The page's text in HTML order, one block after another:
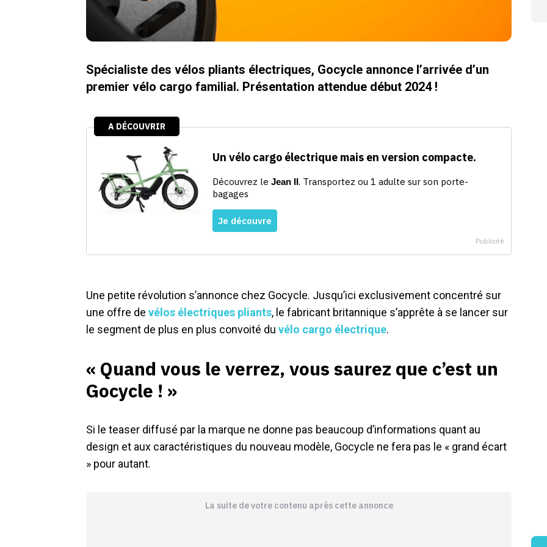
Spécialiste des vélos pliants électriques, Gocycle annonce l’arrivée d’un
premier vélo cargo familial. Présentation attendue début 2024 !
Une petite révolution s’annonce chez Gocycle. Jusqu’ici exclusivement concentré sur
une offre de vélos électriques pliants, le fabricant britannique s’apprête à se lancer sur
le segment de plus en plus convoité du vélo cargo électrique.
« Quand vous le verrez, vous saurez que c’est un
Gocycle ! »
Si le teaser diffusé par la marque ne donne pas beaucoup d’informations quant au
design et aux caractéristiques du nouveau modèle, Gocycle ne fera pas le « grand écart
» pour autant.
La suite de votre contenu après cette annonce